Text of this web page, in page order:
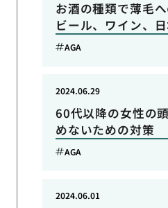
お酒の種類で薄毛
ビール、ワイン、
AGA
60代以降の女性の
めないための対策
2024.06.29
AGA
2024.06.01